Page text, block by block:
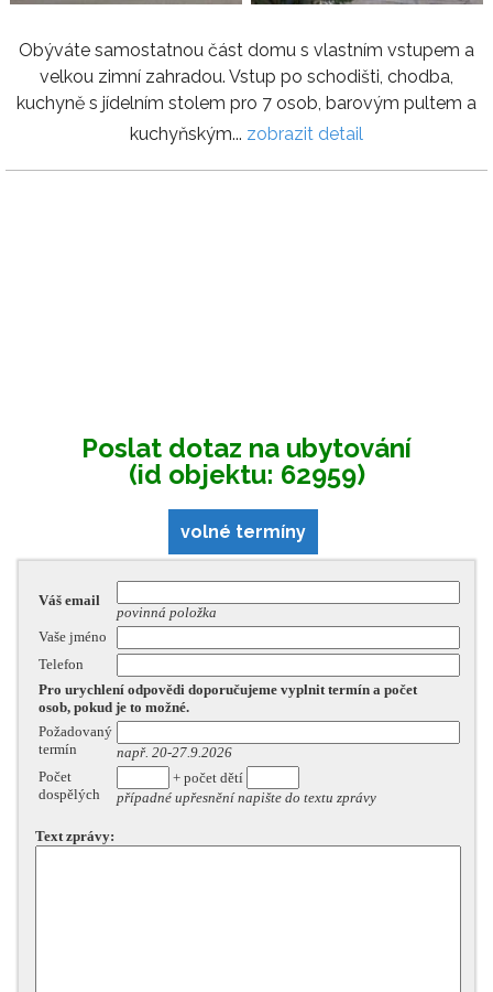
Obýváte samostatnou část domu s vlastním vstupem a
velkou zimní zahradou. Vstup po schodišti, chodba,
kuchyně s jídelním stolem pro 7 osob, barovým pultem a
kuchyňským... zobrazit detail
Poslat dotaz na ubytování
(id objektu: 62959)
volné termíny